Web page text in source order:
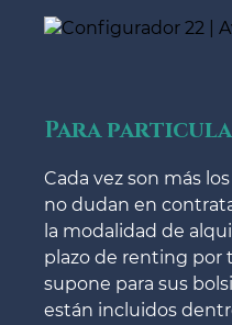
Para
Cada vez son más
no dudan en
la modalidad de
plazo de renting por
supone para sus
están incluidos